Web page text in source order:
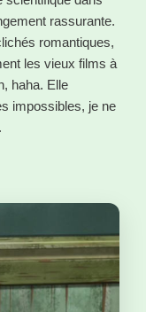
rassurante.
romantiques,
les vieux films à
haha. Elle
impossibles, je ne